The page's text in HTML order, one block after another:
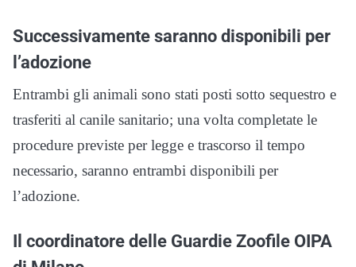
Successivamente saranno disponibili per
l’adozione
Entrambi gli animali sono stati posti sotto sequestro e
trasferiti al canile sanitario; una volta completate le
procedure previste per legge e trascorso il tempo
necessario, saranno entrambi disponibili per
l’adozione.
Il coordinatore delle Guardie Zoofile OIPA